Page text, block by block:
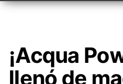
¡Acqua
llenó de